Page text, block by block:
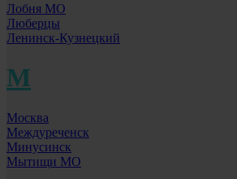
Лобня МО
Люберцы
Ленинск-Кузнецкий
М
Москва
Междуреченск
Минусинск
Мытищи МО